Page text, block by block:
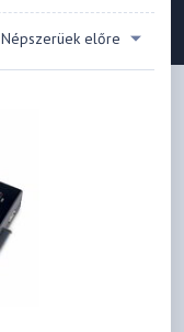
Népszerüek előre